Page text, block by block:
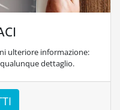
ulteriore informazione:
dettaglio.